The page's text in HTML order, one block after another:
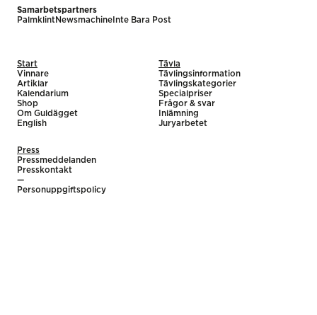
Samarbetspartners
PalmklintNewsmachine Inte Bara Post
Start
Vinnare
Artiklar
Kalendarium
Shop
Om Guldägget
English
Tävla
Tävlingsinformation
Tävlingskategorier
Specialpriser
Frågor & svar
Inlämning
Juryarbetet
Press
Pressmeddelanden
Presskontakt
—
Personuppgiftspolicy